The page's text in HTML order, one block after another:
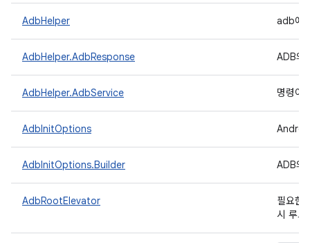
AdbHelper adb에
AdbHelper.AdbResponse ADB의
AdbHelper.AdbService 명령어
AdbInitOptions
AdbInitOptions.Builder ADB의
AdbRootElevator
필요한
시 루트